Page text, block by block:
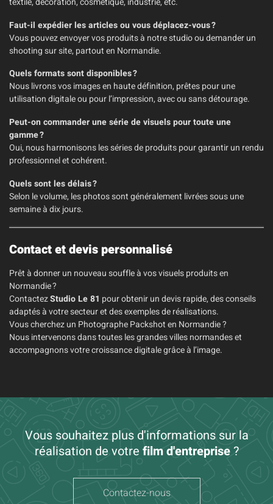
Faut-il expédier les articles ou vous déplacez-vous ?
Vous pouvez envoyer vos produits à notre studio ou demander un
shooting sur site, partout en Normandie.
Quels formats sont disponibles ?
Nous livrons vos images en haute définition, prêtes pour une
utilisation digitale ou pour l’impression, avec ou sans détourage.
Peut-on commander une série de visuels pour toute une
gamme ?
Oui, nous harmonisons les séries de produits pour garantir un rendu
professionnel et cohérent.
Quels sont les délais ?
Selon le volume, les photos sont généralement livrées sous une
semaine à dix jours.
Contact et devis personnalisé
Prêt à donner un nouveau souffle à vos visuels produits en
Normandie ?
ContactezStudio Le 81 pour obtenir un devis rapide, des conseils
adaptés à votre secteur et des exemples de réalisations.
Vous cherchez un Photographe Packshot en Normandie ?
Nous intervenons dans toutes les grandes villes normandes et
accompagnons votre croissance digitale grâce à l’image.
Vous souhaitez plus d'informations sur la
réalisation de votre film d'entreprise?
Contactez-nous